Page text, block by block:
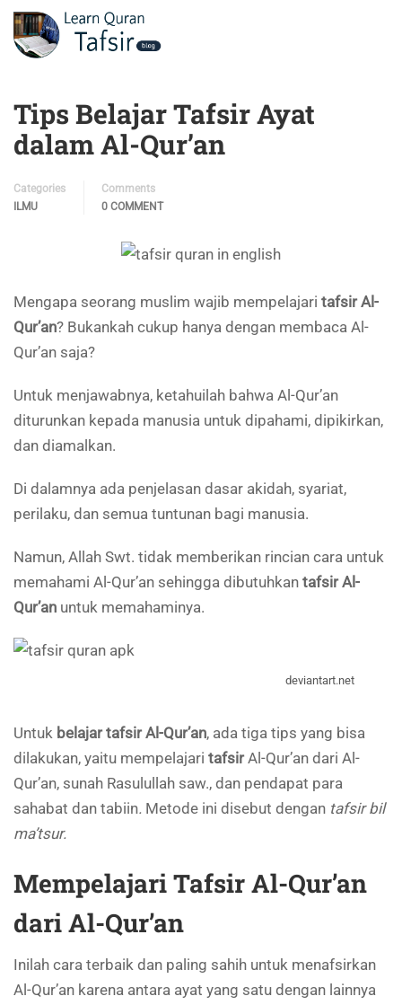
Tips Belajar Tafsir Ayat
dalam Al-Qur’an
Categories
ILMU
Comments
0 COMMENT
Mengapa seorang muslim wajib mempelajari tafsir Al-
Qur’an? Bukankah cukup hanya dengan membaca Al-
Qur’an saja?
Untuk menjawabnya, ketahuilah bahwa Al-Qur’an
diturunkan kepada manusia untuk dipahami, dipikirkan,
dan diamalkan.
Di dalamnya ada penjelasan dasar akidah, syariat,
perilaku, dan semua tuntunan bagi manusia.
Namun, Allah Swt. tidak memberikan rincian cara untuk
memahami Al-Qur’an sehingga dibutuhkan tafsir Al-
Qur’an untuk memahaminya.
deviantart.net
Untuk belajar tafsir Al-Qur’an, ada tiga tips yang bisa
dilakukan, yaitu mempelajari tafsirAl-Qur’an dari Al-
Qur’an, sunah Rasulullah saw., dan pendapat para
sahabat dan tabiin. Metode ini disebut dengan tafsir bil
ma’tsur.
Mempelajari Tafsir Al-Qur’an
dari Al-Qur’an
Inilah cara terbaik dan paling sahih untuk menafsirkan
Al-Qur’an karena antara ayat yang satu dengan lainnya